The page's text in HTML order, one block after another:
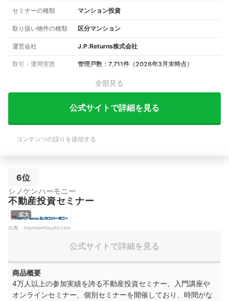
セミナーの種類 マンション投資
取り扱い物件の種類 区分マンション
運営会社 J.P.Returns株式会社
取引・運用実践 管理戸数：7,711件（2026年3月末時点）
全部見る
公式サイトで詳細を見る
コンテンツの誤りを送信する
6位
シノケンハーモニー
不動産投資セミナー
拡大
出典： mansiontoushi.com
公式サイトで詳細を見る
商品概要
4万人以上の参加実績を誇る不動産投資セミナー。入門講座や
オンラインセミナー、個別セミナーを開催しており、時間がな